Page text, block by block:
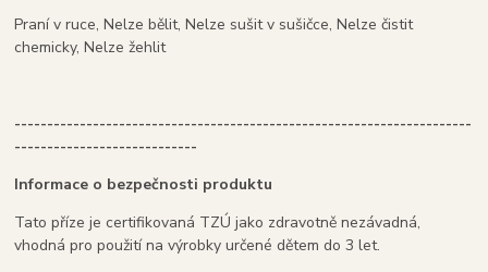
Praní v ruce, Nelze bělit, Nelze sušit v sušičce, Nelze čistit
chemicky, Nelze žehlit
----------------------------------------------------------------------
----------------------------
Informace o bezpečnosti produktu
Tato příze je certifikovaná TZÚ jako zdravotně nezávadná,
vhodná pro použití na výrobky určené dětem do 3 let.